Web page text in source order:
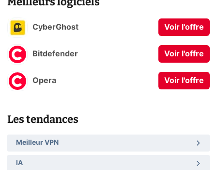
CyberGhost Voir l'offre
Bitdefender Voir l'offre
Opera Voir l'offre
Les tendances
Meilleur VPN
IA